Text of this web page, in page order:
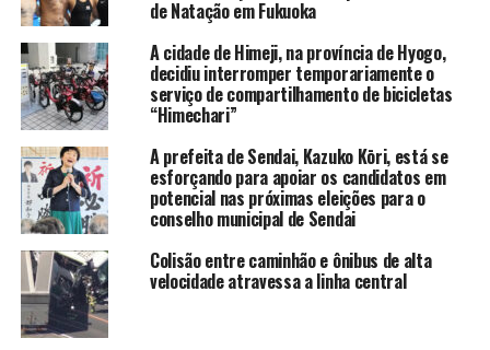
de Natação em Fukuoka
A cidade de Himeji, na província de Hyogo,
decidiu interromper temporariamente o
serviço de compartilhamento de bicicletas
“Himechari”
A prefeita de Sendai, Kazuko Kōri, está se
esforçando para apoiar os candidatos em
potencial nas próximas eleições para o
conselho municipal de Sendai
Colisão entre caminhão e ônibus de alta
velocidade atravessa a linha central